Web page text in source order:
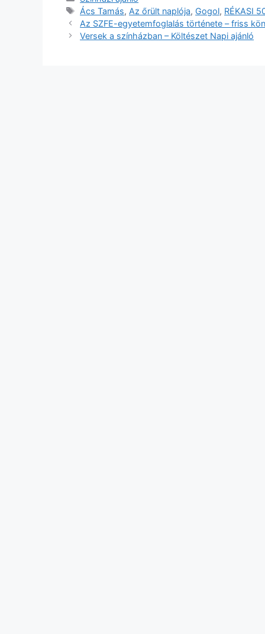
Címkék
Ács Tamás, Az őrült naplója, Gogol, RÉKASI
Az SZFE-egyetemfoglalás története – friss
Versek a színházban – Költészet Napi ajánló